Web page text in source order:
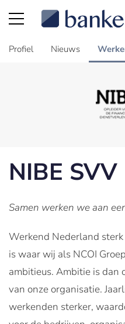
Profiel Nieuws
NIBE SVV
Samen werken we aan
Werkend Nederland
is waar wij als NCOI
ambitieus. Ambitie is dan
van onze organisatie.
werkenden sterker,